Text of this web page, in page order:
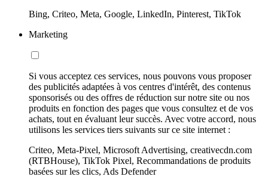
Bing, Criteo, Meta, Google, LinkedIn, Pinterest, TikTok
Marketing
Si vous acceptez ces services, nous pouvons vous proposer
des publicités adaptées à vos centres d'intérêt, des contenus
sponsorisés ou des offres de réduction sur notre site ou nos
produits en fonction des pages que vous consultez et de vos
achats, tout en évaluant leur succès. Avec votre accord, nous
utilisons les services tiers suivants sur ce site internet :
Criteo, Meta-Pixel, Microsoft Advertising, creativecdn.com
(RTBHouse), TikTok Pixel, Recommandations de produits
basées sur les clics, Ads Defender